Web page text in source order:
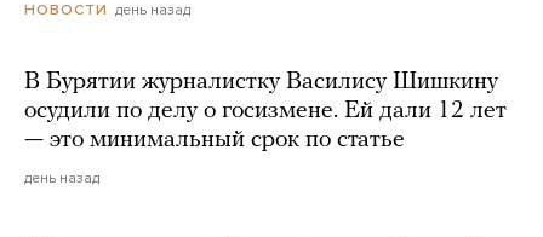
НОВОСТИ день назад
В Бурятии журналистку Василису Шишкину
осудили по делу о госизмене. Ей дали 12 лет
— это минимальный срок по статье
день назад